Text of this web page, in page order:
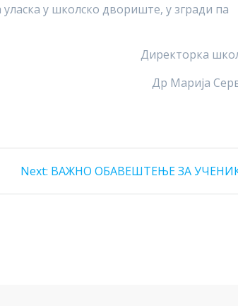
у школско двориште, у згради па
Директорка
Др Марија
Next: Next
ВАЖНО ОБАВЕШТЕЊЕ ЗА